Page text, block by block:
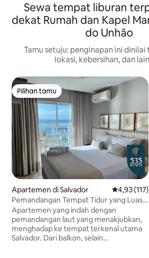
Sewa tempat liburan
dekat Rumah dan Kapel
do Unhão
Tamu setuju: penginapan ini
lokasi, kebersihan, dan
Pilihan tamu
Pilihan tamu
Apartemen di Salvador Nilai rata-
4,93 (117)
Pemandangan Tempat Tidur yang Luas
ke Teluk Semua Orang Suci
Apartemen yang indah dengan
pemandangan laut yang menakjubkan,
menghadap ke tempat terkenal utama
Salvador. Dari balkon, selain